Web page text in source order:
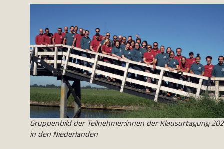
Gruppenbild der Teilnehmer:innen der Klausurtagung
in den Niederlanden